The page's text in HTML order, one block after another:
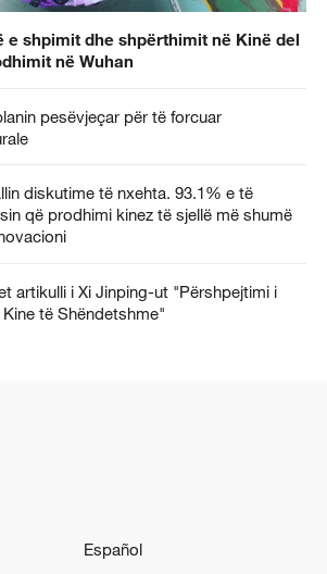
e shpimit dhe shpërthimit në Kinë del
në Wuhan
pesëvjeçar për të forcuar
diskutime të nxehta. 93.1% e të
që prodhimi kinez të sjellë më shumë
artikulli i Xi Jinping-ut "Përshpejtimi i
të Shëndetshme"
Español